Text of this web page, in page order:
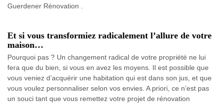
Guerdener Rénovation .
Et si vous transformiez radicalement l’allure de votre
maison…
Pourquoi pas ? Un changement radical de votre propriété ne lui
fera que du bien, si vous en avez les moyens. Il est possible que
vous veniez d’acquérir une habitation qui est dans son jus, et que
vous voulez personnaliser selon vos envies. A priori, ce n’est pas
un souci tant que vous remettez votre projet de rénovation